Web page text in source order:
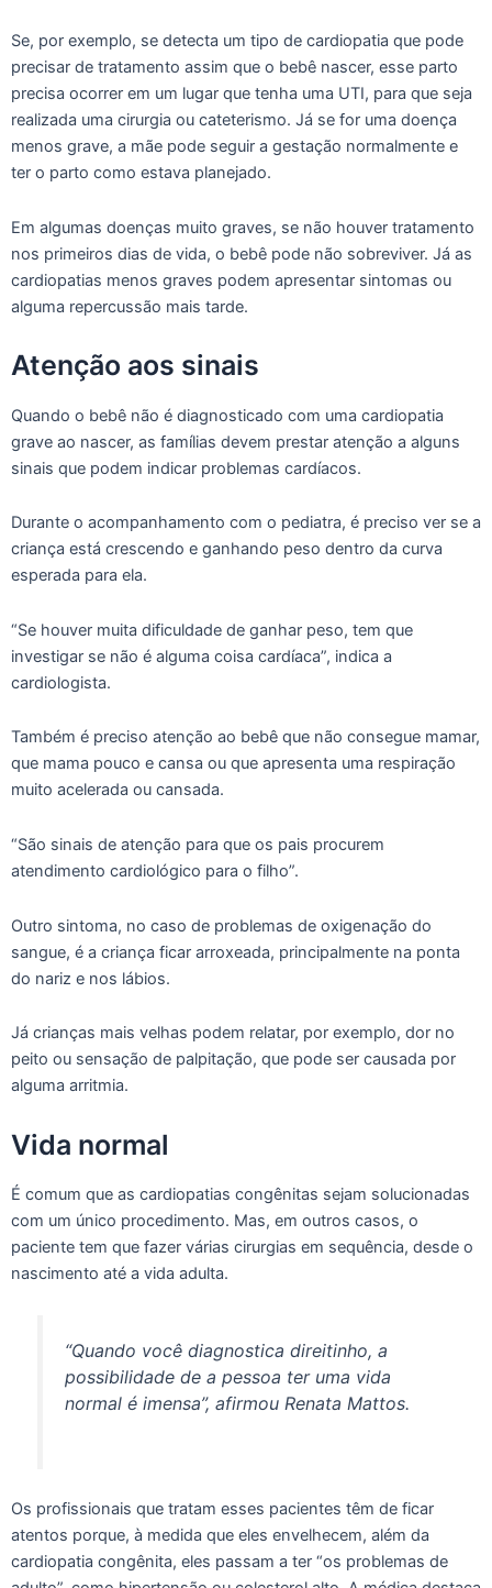
Se, por exemplo, se detecta um tipo de cardiopatia que pode
precisar de tratamento assim que o bebê nascer, esse parto
precisa ocorrer em um lugar que tenha uma UTI, para que seja
realizada uma cirurgia ou cateterismo. Já se for uma doença
menos grave, a mãe pode seguir a gestação normalmente e
ter o parto como estava planejado.
Em algumas doenças muito graves, se não houver tratamento
nos primeiros dias de vida, o bebê pode não sobreviver. Já as
cardiopatias menos graves podem apresentar sintomas ou
alguma repercussão mais tarde.
Atenção aos sinais
Quando o bebê não é diagnosticado com uma cardiopatia
grave ao nascer, as famílias devem prestar atenção a alguns
sinais que podem indicar problemas cardíacos.
Durante o acompanhamento com o pediatra, é preciso ver se a
criança está crescendo e ganhando peso dentro da curva
esperada para ela.
“Se houver muita dificuldade de ganhar peso, tem que
investigar se não é alguma coisa cardíaca”, indica a
cardiologista.
Também é preciso atenção ao bebê que não consegue mamar,
que mama pouco e cansa ou que apresenta uma respiração
muito acelerada ou cansada.
“São sinais de atenção para que os pais procurem
atendimento cardiológico para o filho”.
Outro sintoma, no caso de problemas de oxigenação do
sangue, é a criança ficar arroxeada, principalmente na ponta
do nariz e nos lábios.
Já crianças mais velhas podem relatar, por exemplo, dor no
peito ou sensação de palpitação, que pode ser causada por
alguma arritmia.
Vida normal
É comum que as cardiopatias congênitas sejam solucionadas
com um único procedimento. Mas, em outros casos, o
paciente tem que fazer várias cirurgias em sequência, desde o
nascimento até a vida adulta.
“Quando você diagnostica direitinho, a
possibilidade de a pessoa ter uma vida
normal é imensa”, afirmou Renata Mattos.
Os profissionais que tratam esses pacientes têm de ficar
atentos porque, à medida que eles envelhecem, além da
cardiopatia congênita, eles passam a ter “os problemas de